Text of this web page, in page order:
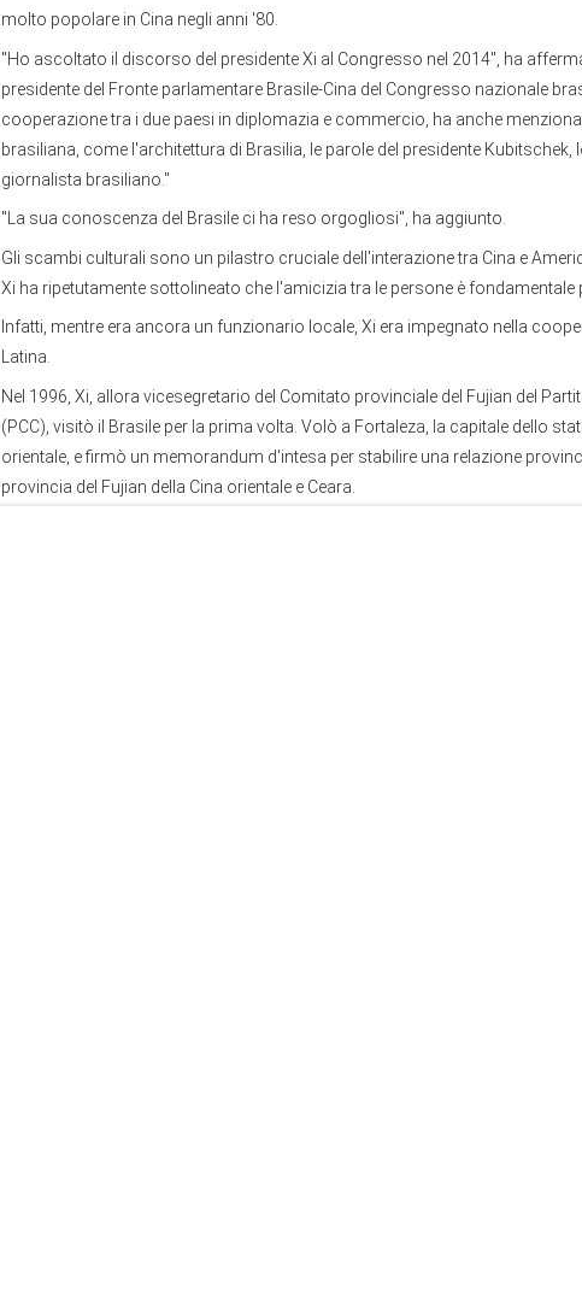
molto popolare in Cina negli anni '80.
"Ho ascoltato il discorso del presidente Xi al Congresso nel 2014", ha
presidente del Fronte parlamentare Brasile-Cina del Congresso nazionale
cooperazione tra i due paesi in diplomazia e commercio, ha anche
brasiliana, come l'architettura di Brasilia, le parole del presidente Kubitschek,
giornalista brasiliano."
"La sua conoscenza del Brasile ci ha reso orgogliosi", ha aggiunto.
Gli scambi culturali sono un pilastro cruciale dell'interazione tra Cina e
Xi ha ripetutamente sottolineato che l'amicizia tra le persone è fondamentale
Infatti, mentre era ancora un funzionario locale, Xi era impegnato nella
Latina.
Nel 1996, Xi, allora vicesegretario del Comitato provinciale del Fujian del
(PCC), visitò il Brasile per la prima volta. Volò a Fortaleza, la capitale dello
orientale, e firmò un memorandum d'intesa per stabilire una relazione
provincia del Fujian della Cina orientale e Ceara.